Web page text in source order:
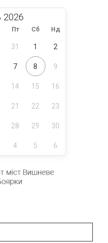
Пт Сб Нд
31 1 2
7 8 9
14 15 16
21 22 23
28 29 30
4 5 6